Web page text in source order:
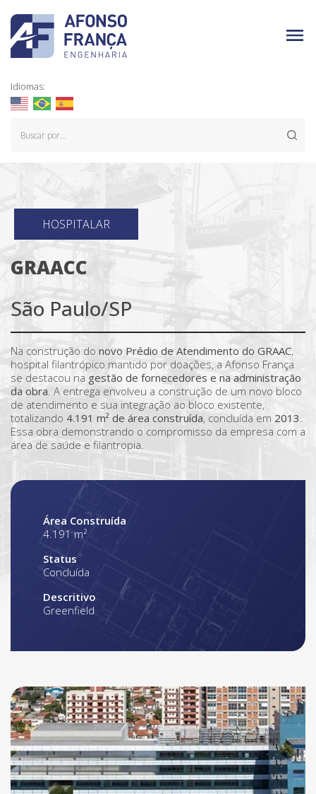
Idiomas:
HOSPITALAR
GRAACC
São Paulo/SP
Na construção do novo Prédio de Atendimento do GRAAC,
hospital filantrópico mantido por doações, a Afonso França
se destacou na gestão de fornecedores e na administração
da obra. A entrega envolveu a construção de um novo bloco
de atendimento e sua integração ao bloco existente,
totalizando 4.191 m² de área construída, concluída em 2013.
Essa obra demonstrando o compromisso da empresa com a
área de saúde e filantropia.
Área Construída
4.191 m²
Status
Concluída
Descritivo
Greenfield